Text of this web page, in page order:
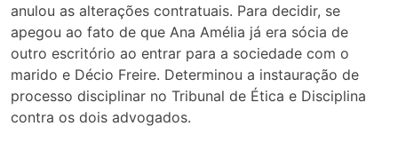
anulou as alterações contratuais. Para decidir, se
apegou ao fato de que Ana Amélia já era sócia de
outro escritório ao entrar para a sociedade com o
marido e Décio Freire. Determinou a instauração de
processo disciplinar no Tribunal de Ética e Disciplina
contra os dois advogados.